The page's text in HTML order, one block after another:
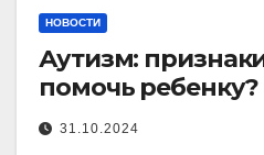
НОВОСТИ
Аутизм:
помочь ребенку?
31.10.2024